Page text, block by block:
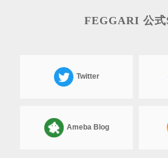
FEGGARI 公式
Twitter
Ameba Blog